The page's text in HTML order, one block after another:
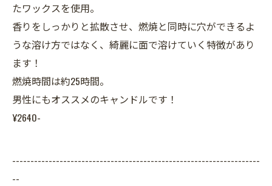
たワックスを使用。
香りをしっかりと拡散させ、燃焼と同時に穴ができるよ
うな溶け方ではなく、綺麗に面で溶けていく特徴があり
ます！
燃焼時間は約25時間。
男性にもオススメのキャンドルです！
¥2640-
--------------------------------------------------------------------
--